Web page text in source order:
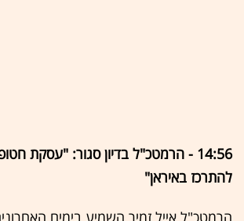
14:56 - הרמטכ"ל בדיון סגור: "עסקת
להתרכז באיראן"